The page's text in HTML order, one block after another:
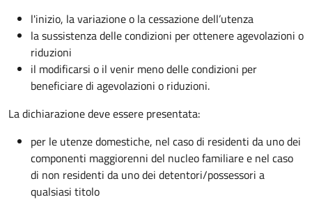
l'inizio, la variazione o la cessazione dell’utenza
la sussistenza delle condizioni per ottenere agevolazioni o
riduzioni
il modificarsi o il venir meno delle condizioni per
beneficiare di agevolazioni o riduzioni.
La dichiarazione deve essere presentata:
per le utenze domestiche, nel caso di residenti da uno dei
componenti maggiorenni del nucleo familiare e nel caso
di non residenti da uno dei detentori/possessori a
qualsiasi titolo